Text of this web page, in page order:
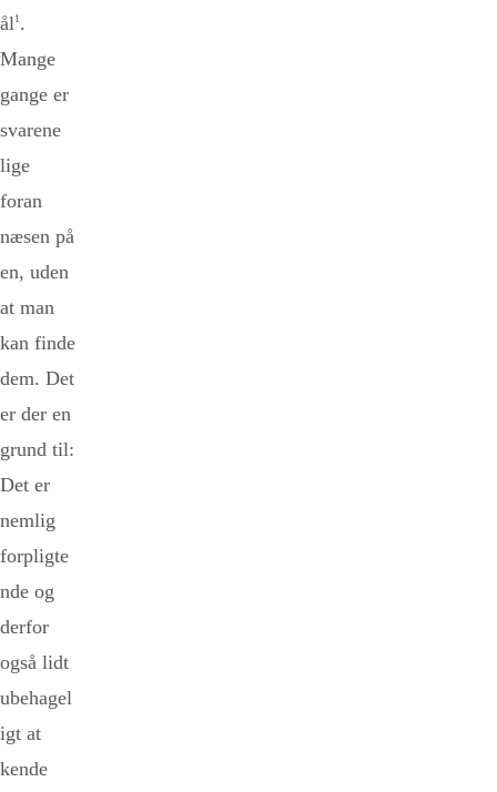
ål1 .
Mange
gange er
svarene
lige
foran
næsen på
en, uden
at man
kan finde
dem. Det
er der en
grund til:
Det er
nemlig
forpligte
nde og
derfor
også lidt
ubehagel
igt at
kende